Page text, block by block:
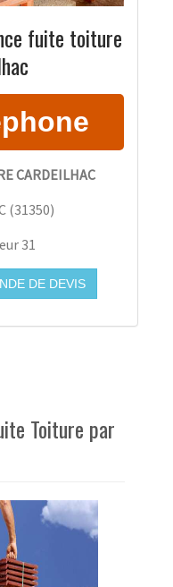
fuite toiture
CARDEILHAC
(31350)
31
DE DEVIS
Toiture par